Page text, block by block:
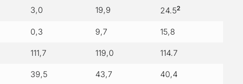
3,0 19,9 24.52
0,3 9,7 15,8
111,7 119,0 114.7
39,5 43,7 40,4